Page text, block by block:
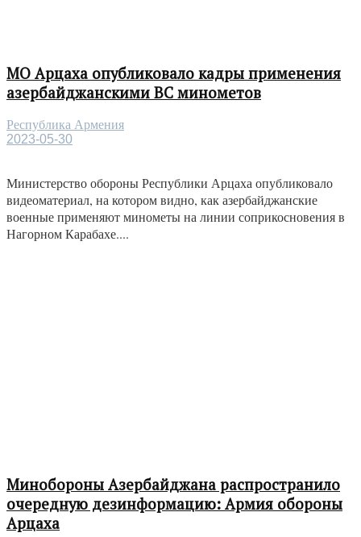
МО Арцаха опубликовало кадры применения
азербайджанскими ВС минометов
Республика Армения
2023-05-30
Министерство обороны Республики Арцаха опубликовало
видеоматериал, на котором видно, как азербайджанские
военные применяют минометы на линии соприкосновения в
Нагорном Карабахе....
Минобороны Азербайджана распространило
очередную дезинформацию: Армия обороны
Арцаха